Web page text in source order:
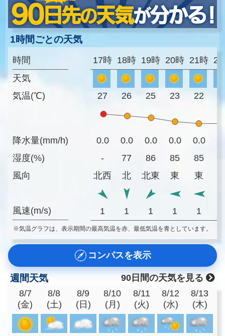
1時間ごとの天気
時間
天気
気温(℃)
降水量(mm/h)
湿度(%)
風向
風速(m/s)
17時 18時 19時 20時 21時
27 26 25 23 22
0.0 0.0 0.0 0.0 0.0
-
77 86 85 85
北西
北 北東 東 東
1 1 1 1 1
※気温グラフは、表示期間の最高気温を赤、最低気温を青としています。
コンパスを表示
週間天気
90日間の天気を見る
8/7
(金)
8/8
(土)
8/9
(日)
8/10
(月)
8/11
(火)
8/12
(水)
8/13
(木)